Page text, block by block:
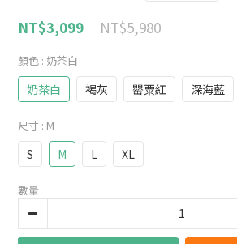
NT$5,980
NT$3,099
顏色 : 奶茶白
奶茶白 褐灰 罌粟紅 深海藍
尺寸 : M
S M L XL
數量